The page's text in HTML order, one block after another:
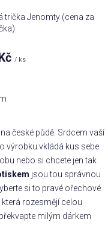
trička Jenomty (cena za
/ ks
české půdě. Srdcem vaší
výrobku vkládá kus sebe.
nebo si chcete jen tak
jsou tou správnou
si to pravé ořechové
rozesmějí celou
milým dárkem